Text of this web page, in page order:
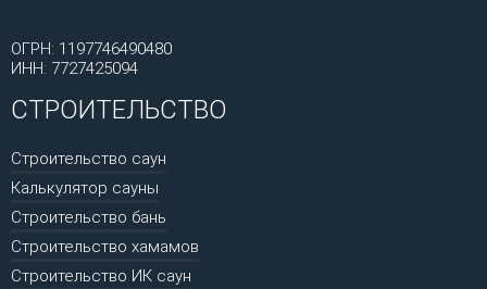
ОГРН: 1197746490480
ИНН: 7727425094
СТРОИТЕЛЬСТВО
Строительство саун
Калькулятор сауны
Строительство бань
Строительство хамамов
Строительство ИК саун